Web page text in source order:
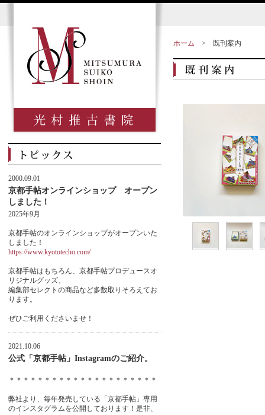
ホーム > 既刊案内
2000.09.01
京都手帖オンラインショップ オープン
しました！
2025年9月
京都手帖のオンラインショップがオープンいた
しました！
https://www.kyototecho.com/
京都手帖はもちろん、京都手帖プロデュースオ
リジナルグッズ、
編集部セレクトの商品など多数取りそろえてお
ります。
ぜひご利用くださいませ！
2021.10.06
公式「京都手帖」Instagramのご紹介。
＊＊＊＊＊＊＊＊＊＊＊＊＊＊＊＊＊＊＊＊＊
弊社より、毎年発売している「京都手帖」専用
のインスタグラムを公開しております！是非、